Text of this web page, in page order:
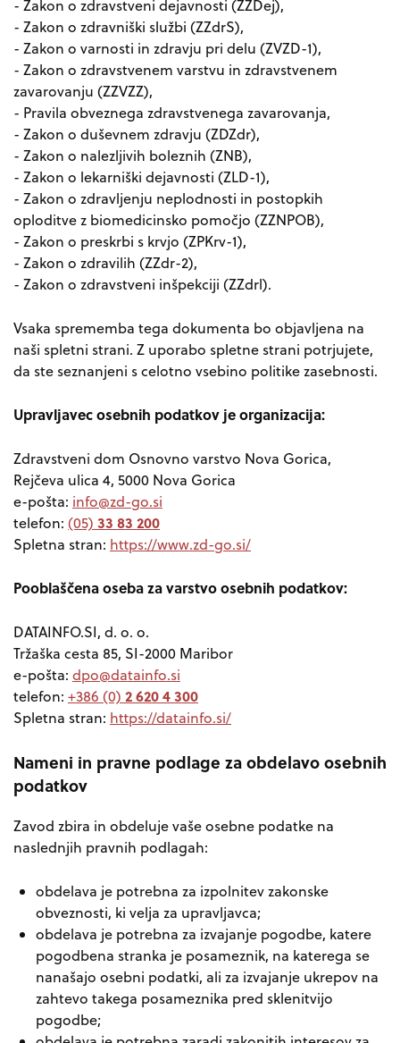
- Zakon o zdravstveni dejavnosti (ZZDej),
- Zakon o zdravniški službi (ZZdrS),
- Zakon o varnosti in zdravju pri delu (ZVZD-1),
- Zakon o zdravstvenem varstvu in zdravstvenem
zavarovanju (ZZVZZ),
- Pravila obveznega zdravstvenega zavarovanja,
- Zakon o duševnem zdravju (ZDZdr),
- Zakon o nalezljivih boleznih (ZNB),
- Zakon o lekarniški dejavnosti (ZLD-1),
- Zakon o zdravljenju neplodnosti in postopkih
oploditve z biomedicinsko pomočjo (ZZNPOB),
- Zakon o preskrbi s krvjo (ZPKrv-1),
- Zakon o zdravilih (ZZdr-2),
- Zakon o zdravstveni inšpekciji (ZZdrl).
Vsaka sprememba tega dokumenta bo objavljena na
naši spletni strani. Z uporabo spletne strani potrjujete,
da ste seznanjeni s celotno vsebino politike zasebnosti.
Upravljavec osebnih podatkov je organizacija:
Zdravstveni dom Osnovno varstvo Nova Gorica,
Rejčeva ulica 4, 5000 Nova Gorica
e-pošta:
telefon: (05) 33 83 200
Spletna stran: https://www.zd-go.si/
Pooblaščena oseba za varstvo osebnih podatkov:
DATAINFO.SI, d. o. o.
Tržaška cesta 85, SI-2000 Maribor
e-pošta:
telefon: +386 (0) 2 620 4 300
Spletna stran: https://datainfo.si/
Nameni in pravne podlage za obdelavo osebnih
podatkov
Zavod zbira in obdeluje vaše osebne podatke na
naslednjih pravnih podlagah:
obdelava je potrebna za izpolnitevzakonske
obveznosti, ki velja za upravljavca;
obdelava je potrebna za izvajanje pogodbe, katere
pogodbena stranka je posameznik, na katerega se
nanašajo osebni podatki, ali za izvajanje ukrepov na
zahtevo takega posameznika pred sklenitvijo
pogodbe;